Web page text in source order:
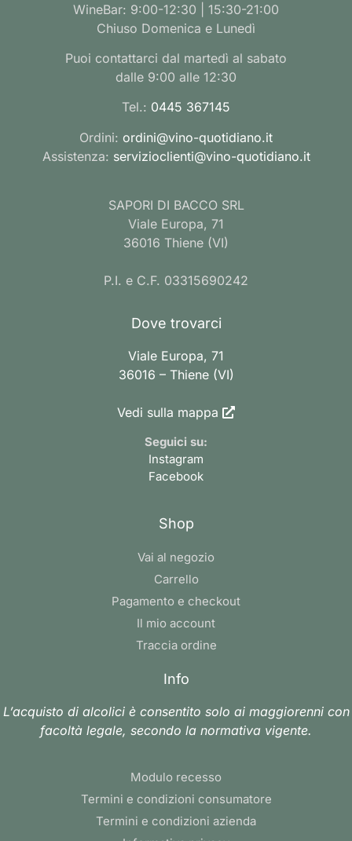
WineBar: 9:00-12:30 | 15:30-21:00
Chiuso Domenica e Lunedì
Puoi contattarci dal martedì al sabato
dalle 9:00 alle 12:30
Tel.: 0445 367145
Ordini: ordini@vino-quotidiano.it
Assistenza: servizioclienti@vino-quotidiano.it
SAPORI DI BACCO SRL
Viale Europa, 71
36016 Thiene (VI)
P.I. e C.F. 03315690242
Dove trovarci
Viale Europa, 71
36016 – Thiene (VI)
Vedi sulla mappa
Seguici su:
Instagram
Facebook
Shop
Vai al negozio
Carrello
Pagamento e checkout
Il mio account
Traccia ordine
Info
L’acquisto di alcolici è consentito solo ai maggiorenni con
facoltà legale, secondo la normativa vigente.
Modulo recesso
Termini e condizioni consumatore
Termini e condizioni azienda